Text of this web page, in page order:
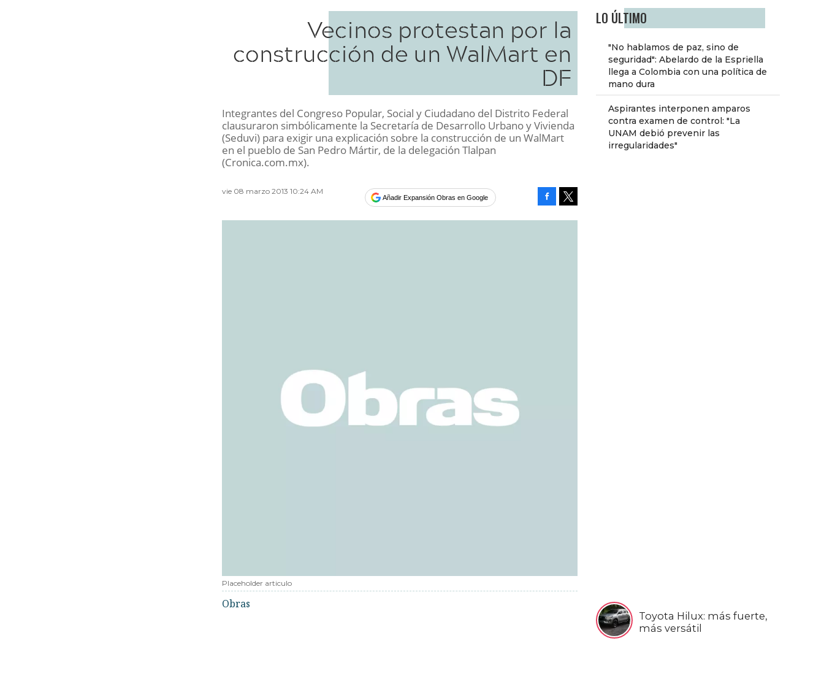
LO ÚLTIMO
"No hablamos de paz, sino de
seguridad": Abelardo de la Espriella
llega a Colombia con una política de
mano dura
Aspirantes interponen amparos
contra examen de control: "La
UNAM debió prevenir las
irregularidades"
Toyota Hilux: más fuerte,
más versátil
Vecinos protestan por la
construcción de un WalMart en
DF
Integrantes del Congreso Popular, Social y Ciudadano del Distrito Federal
clausuraron simbólicamente la Secretaría de Desarrollo Urbano y Vivienda
(Seduvi) para exigir una explicación sobre la construcción de un WalMart
en el pueblo de San Pedro Mártir, de la delegación Tlalpan
(Cronica.com.mx).
vie 08 marzo 2013 10:24 AM
Añadir Expansión Obras en Google
Placeholder articulo
Obras